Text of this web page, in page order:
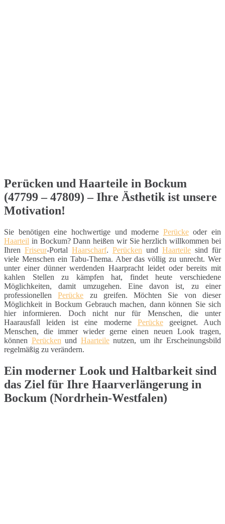
Perücken und Haarteile in Bockum
(47799 – 47809) – Ihre Ästhetik ist unsere
Motivation!
Sie benötigen eine hochwertige und moderne Perückeoder ein
Haarteil in Bockum? Dann heißen wir Sie herzlich willkommen bei
Ihren Friseur-Portal Haarscharf. Perücken und Haarteile sind für
viele Menschen ein Tabu-Thema. Aber das völlig zu unrecht. Wer
unter einer dünner werdenden Haarpracht leidet oder bereits mit
kahlen Stellen zu kämpfen hat, findet heute verschiedene
Möglichkeiten, damit umzugehen. Eine davon ist, zu einer
professionellenPerücke zu greifen. Möchten Sie von dieser
Möglichkeit in Bockum Gebrauch machen, dann können Sie sich
hier informieren. Doch nicht nur für Menschen, die unter
Haarausfall leiden ist eine moderne Perückegeeignet. Auch
Menschen, die immer wieder gerne einen neuen Look tragen,
können Perücken und Haarteilenutzen, um ihr Erscheinungsbild
regelmäßig zu verändern.
Ein moderner Look und Haltbarkeit sind
das Ziel für Ihre Haarverlängerung in
Bockum (Nordrhein-Westfalen)